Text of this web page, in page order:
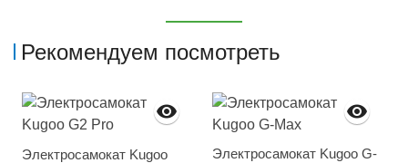
Рекомендуем посмотреть
Электросамокат Kugoo
Электросамокат Kugoo G-